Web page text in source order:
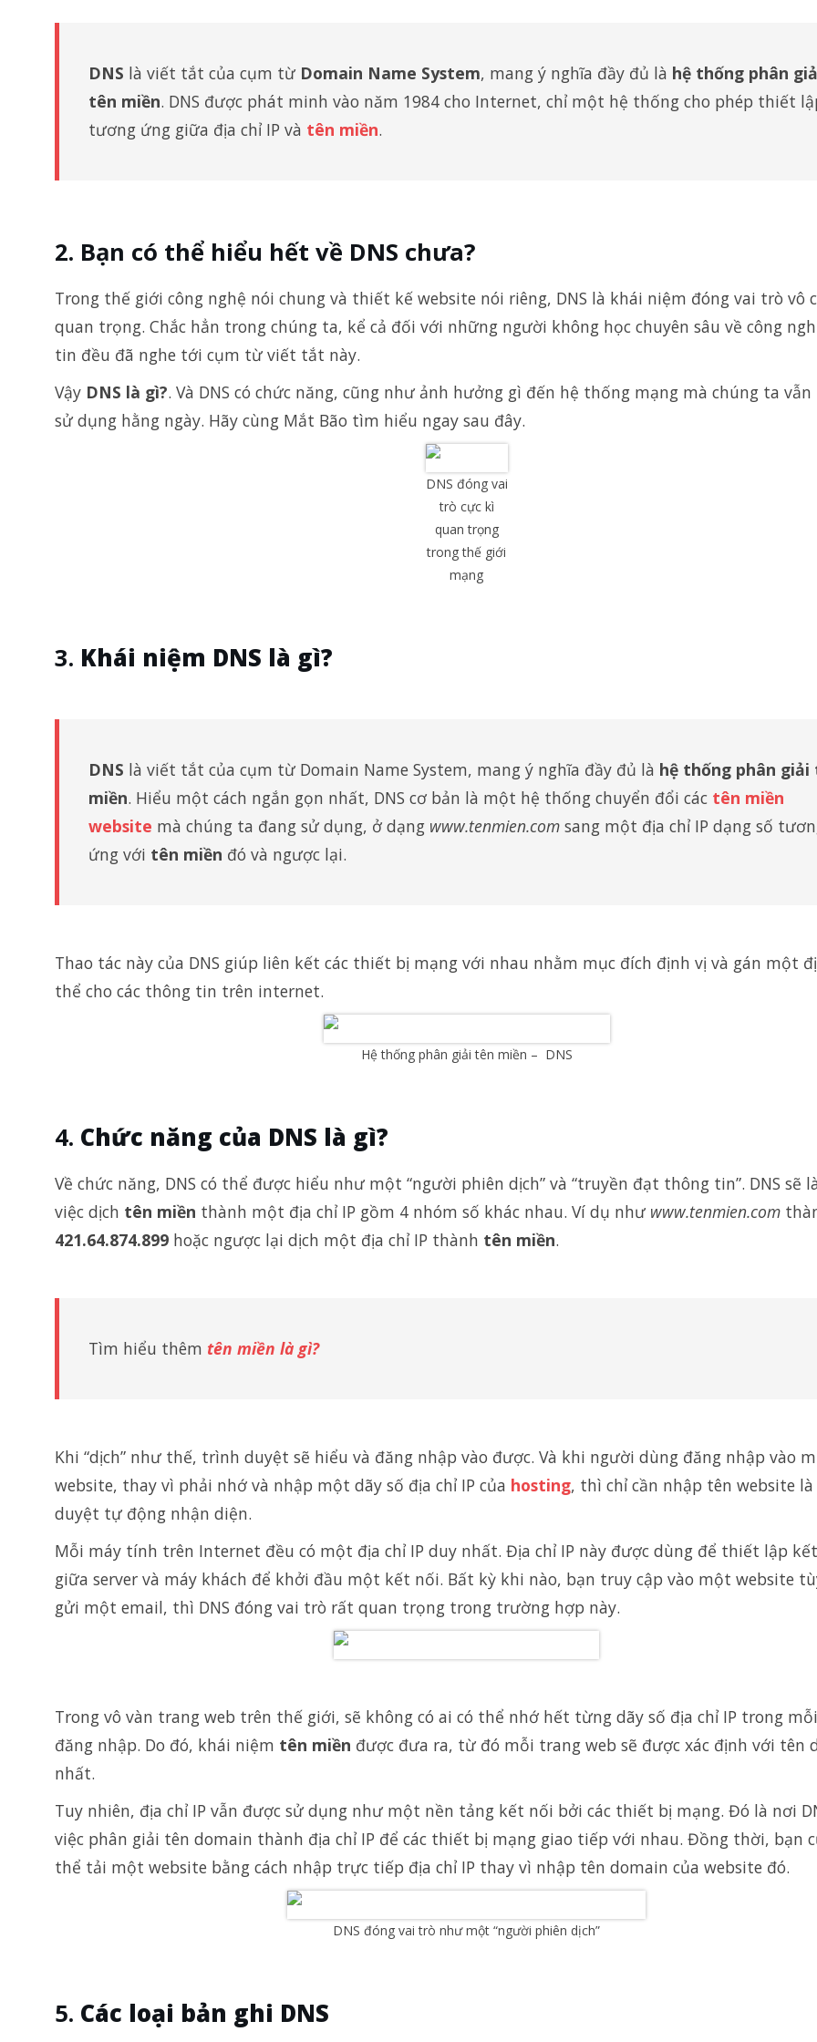
DNS là viết tắt của cụm từ Domain Name System, mang ý nghĩa đầy đủ là hệ thống phân
tên miền. DNS được phát minh vào năm 1984 cho Internet, chỉ một hệ thống cho phép thiết
tương ứng giữa địa chỉ IP và tên miền.
Bạn có thể hiểu hết về DNS chưa?
Trong thế giới công nghệ nói chung và thiết kế website nói riêng, DNS là khái niệm đóng vai trò vô
quan trọng. Chắc hẳn trong chúng ta, kể cả đối với những người không học chuyên sâu về công
tin đều đã nghe tới cụm từ viết tắt này.
Vậy DNS là gì?. Và DNS có chức năng, cũng như ảnh hưởng gì đến hệ thống mạng mà chúng ta
sử dụng hằng ngày. Hãy cùng Mắt Bão tìm hiểu ngay sau đây.
DNS đóng vai
trò cực kì
quan trọng
trong thế giới
mạng
Khái niệm DNS là gì?
DNS là viết tắt của cụm từ Domain Name System, mang ý nghĩa đầy đủ là hệ thống phân giải
miền. Hiểu một cách ngắn gọn nhất, DNS cơ bản là một hệ thống chuyển đổi các tên miền
website mà chúng ta đang sử dụng, ở dạng www.tenmien.com sang một địa chỉ IP dạng số
ứng với tên miền đó và ngược lại.
Thao tác này của DNS giúp liên kết các thiết bị mạng với nhau nhằm mục đích định vị và gán một
thể cho các thông tin trên internet.
Hệ thống phân giải tên miền – DNS
Chức năng của DNS là gì?
Về chức năng, DNS có thể được hiểu như một “người phiên dịch” và “truyền đạt thông tin”. DNS sẽ
việc dịch tên miền thành một địa chỉ IP gồm 4 nhóm số khác nhau. Ví dụ như www.tenmien.com
421.64.874.899 hoặc ngược lại dịch một địa chỉ IP thành tên miền.
Tìm hiểu thêm tên miền là gì?
Khi “dịch” như thế, trình duyệt sẽ hiểu và đăng nhập vào được. Và khi người dùng đăng nhập vào
website, thay vì phải nhớ và nhập một dãy số địa chỉ IP của hosting, thì chỉ cần nhập tên website
duyệt tự động nhận diện.
Mỗi máy tính trên Internet đều có một địa chỉ IP duy nhất. Địa chỉ IP này được dùng để thiết lập
giữa server và máy khách để khởi đầu một kết nối. Bất kỳ khi nào, bạn truy cập vào một website
gửi một email, thì DNS đóng vai trò rất quan trọng trong trường hợp này.
Trong vô vàn trang web trên thế giới, sẽ không có ai có thể nhớ hết từng dãy số địa chỉ IP trong
đăng nhập. Do đó, khái niệm tên miền được đưa ra, từ đó mỗi trang web sẽ được xác định với tên
nhất.
Tuy nhiên, địa chỉ IP vẫn được sử dụng như một nền tảng kết nối bởi các thiết bị mạng. Đó là nơi
việc phân giải tên domain thành địa chỉ IP để các thiết bị mạng giao tiếp với nhau. Đồng thời, bạn
thể tải một website bằng cách nhập trực tiếp địa chỉ IP thay vì nhập tên domain của website đó.
DNS đóng vai trò như một “người phiên dịch”
Các loại bản ghi DNS